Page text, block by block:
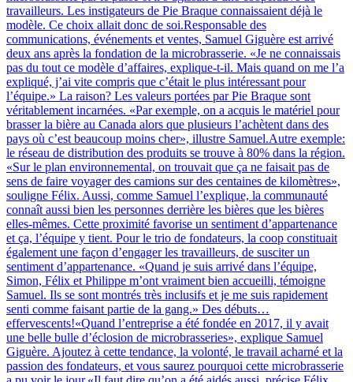
travailleurs. Les instigateurs de Pie Braque connaissaient déjà le
modèle. Ce choix allait donc de soi.Responsable des
communications, événements et ventes, Samuel Giguère est arrivé
deux ans après la fondation de la microbrasserie. «Je ne connaissais
pas du tout ce modèle d’affaires, explique-t-il. Mais quand on me l’a
expliqué, j’ai vite compris que c’était le plus intéressant pour
l’équipe.» La raison? Les valeurs portées par Pie Braque sont
véritablement incarnées. «Par exemple, on a acquis le matériel pour
brasser la bière au Canada alors que plusieurs l’achètent dans des
pays où c’est beaucoup moins cher», illustre Samuel.Autre exemple:
le réseau de distribution des produits se trouve à 80% dans la région.
«Sur le plan environnemental, on trouvait que ça ne faisait pas de
sens de faire voyager des camions sur des centaines de kilomètres»,
souligne Félix. Aussi, comme Samuel l’explique, la communauté
connaît aussi bien les personnes derrière les bières que les bières
elles-mêmes. Cette proximité favorise un sentiment d’appartenance
et ça, l’équipe y tient. Pour le trio de fondateurs, la coop constituait
également une façon d’engager les travailleurs, de susciter un
sentiment d’appartenance. «Quand je suis arrivé dans l’équipe,
Simon, Félix et Philippe m’ont vraiment bien accueilli, témoigne
Samuel. Ils se sont montrés très inclusifs et je me suis rapidement
senti comme faisant partie de la gang.» Des débuts…
effervescents!«Quand l’entreprise a été fondée en 2017, il y avait
une belle bulle d’éclosion de microbrasseries», explique Samuel
Giguère. Ajoutez à cette tendance, la volonté, le travail acharné et la
passion des fondateurs, et vous saurez pourquoi cette microbrasserie